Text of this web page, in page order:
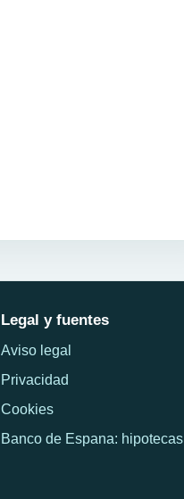
Legal y fuentes
Aviso legal
Privacidad
Cookies
Banco de Espana: hipotecas